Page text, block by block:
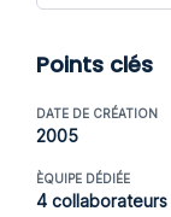
Points clés
DATE DE CRÉATION
2005
ÈQUIPE DÉDIÉE
4 collaborateurs